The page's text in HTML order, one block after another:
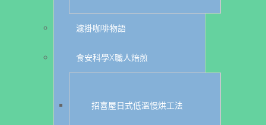
濾掛咖啡物語
食安科學X職人焙煎
招喜屋日式低溫慢烘工法